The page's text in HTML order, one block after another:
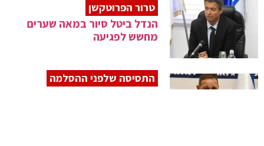
טרור הפרוטקשן
הנדל ביטל סיור במאה שערים
מחשש לפגיעה
התסיסה שלפני ההסלמה